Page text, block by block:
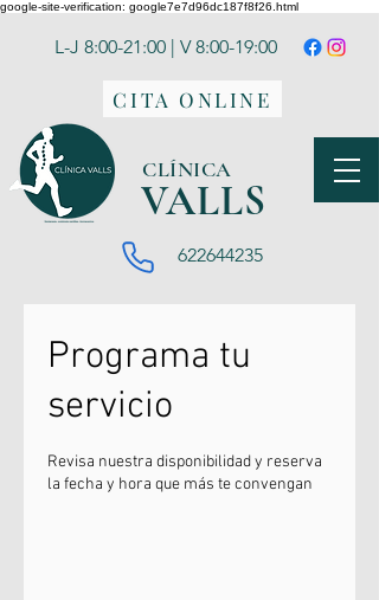
google-site-verification: google7e7d96dc187f8f26.html
L-J 8:00-21:00 | V 8:00-19:00
CITA ONLINE
CLÍNICA
VALLS
622644235
Programa tu
servicio
Revisa nuestra disponibilidad y reserva
la fecha y hora que más te convengan